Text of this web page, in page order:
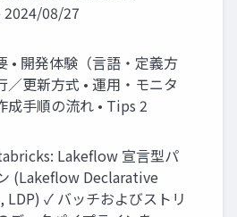
08/27
• 開発体験（言語・定義方
／更新方式 • 運用・モニタ
成手順の流れ • Tips 2
Lakeflow 宣言型パ
(Lakeflow Declarative
LDP) ✓ バッチおよびストリ